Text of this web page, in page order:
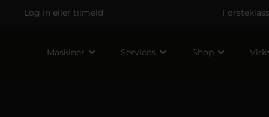
Log in eller tilmeld
Maskiner Services Shop